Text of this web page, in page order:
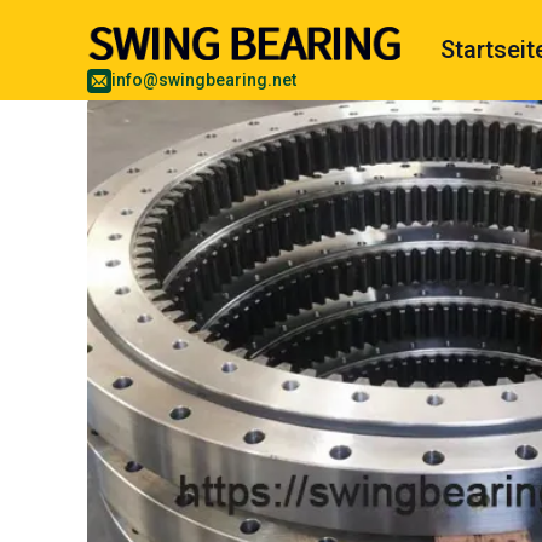
info@swingbearing.net